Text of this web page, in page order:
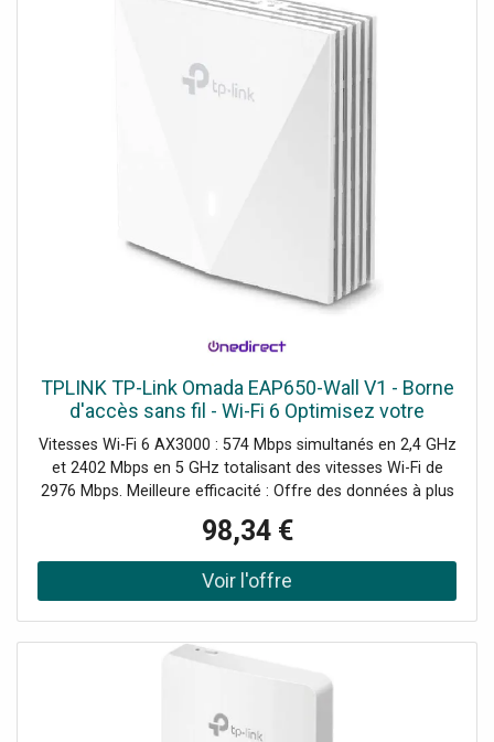
TPLINK TP-Link Omada EAP650-Wall V1 - Borne
d'accès sans fil - Wi-Fi 6 Optimisez votre
connectivité Wi-Fi, pour des performances
exceptionnelles et une
Vitesses Wi-Fi 6 AX3000 : 574 Mbps simultanés en 2,4 GHz
et 2402 Mbps en 5 GHz totalisant des vitesses Wi-Fi de
2976 Mbps. Meilleure efficacité : Offre des données à plus
garantissant une connectivité fluide. Couverture complète
: Assure des signaux forts et une couverture Wi-Fi de coin
à coin dans la pièce. Demander un audit de connectivité !
98,34 €